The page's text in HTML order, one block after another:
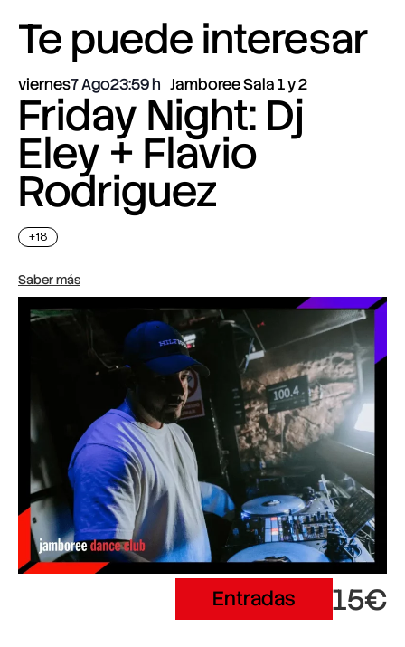
Te puede interesar
viernes7 Ago23:59 Jamboree Sala 1 y 2
Friday Night: Dj
Eley + Flavio
Rodriguez
+18
Saber más
Entradas 15€